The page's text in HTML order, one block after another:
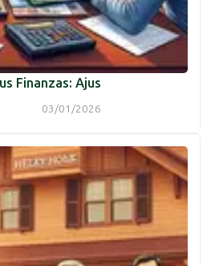
Finanzas: Ajus
03/01/2026